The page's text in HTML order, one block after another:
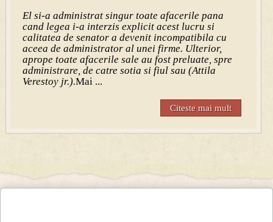
El si-a administrat singur toate afacerile pana
cand legea i-a interzis explicit acest lucru si
calitatea de senator a devenit incompatibila cu
aceea de administrator al unei firme. Ulterior,
aprope toate afacerile sale au fost preluate, spre
administrare, de catre sotia si fiul sau (Attila
Verestoy jr.).Mai ...
Citeste mai mult